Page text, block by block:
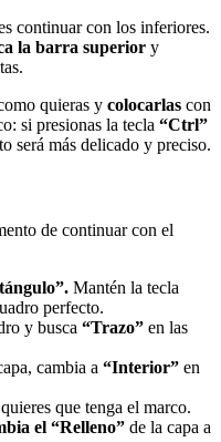
continuar con los inferiores.
la barra superior y
quieras y colocarlas con
si presionas la tecla “Ctrl”
será más delicado y preciso.
de continuar con el
Mantén la tecla
perfecto.
y busca “Trazo” en las
cambia a “Interior” en
que tenga el marco.
el “Relleno” de la capa a